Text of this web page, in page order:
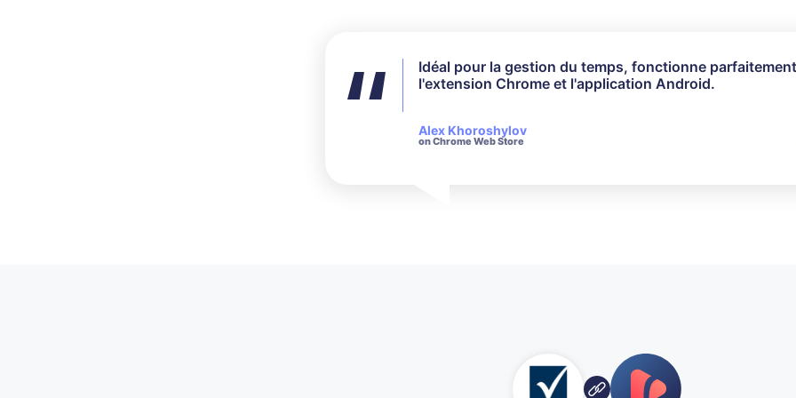
Idéal pour la gestion du temps, fonctionne
l'extension Chrome et l'application Android.
Alex Khoroshylov
on Chrome Web Store
Je n'ai pas utilisé toutes les fonctionnalités
pour mes besoins, cela a parfaitement fonctionné. Leur
Salvador Carranza
on Chrome Web Store